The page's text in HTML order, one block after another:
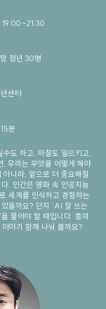
19:00~21:30
청년 30명
센터
분
수도 하고, 마찰도 일으키고,
, 우리는 무엇을 어떻게 해야
아니라, 앞으로 더 중요해질
. 인간은 영화 속 인공지능
세계를 인식하고 경험하는
을까요? 단지 ‘AI 잘 쓰는
물어야 할 때입니다. 흥미
야기 함께 나눠 볼까요?